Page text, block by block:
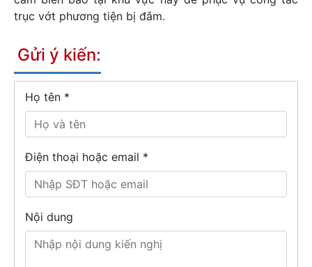
trục vớt phương tiện bị đắm.
Gửi ý kiến:
Họ tên *
Điện thoại hoặc email *
Nội dung